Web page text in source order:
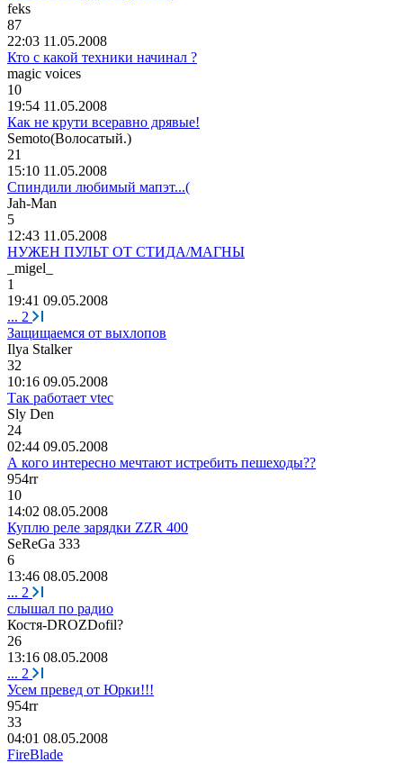
feks
87
22:03 11.05.2008
Кто с какой техники начинал ?
magic voices
10
19:54 11.05.2008
Как не крути всеравно дрявые!
Semoto(Волосатый.)
21
15:10 11.05.2008
Спиндили любимый мапэт...(
Jah-Man
5
12:43 11.05.2008
НУЖЕН ПУЛЬТ ОТ СТИДА/МАГНЫ
_migel_
1
19:41 09.05.2008
... 2
Защищаемся от выхлопов
Ilya Stalker
32
10:16 09.05.2008
Так работает vtec
Sly Den
24
02:44 09.05.2008
А кого интересно мечтают истребить пешеходы??
954rr
10
14:02 08.05.2008
Куплю реле зарядки ZZR 400
SeReGa 333
6
13:46 08.05.2008
... 2
слышал по радио
Костя-DROZDofil?
26
13:16 08.05.2008
... 2
Усем превед от Юрки!!!
954rr
33
04:01 08.05.2008
FireBlade